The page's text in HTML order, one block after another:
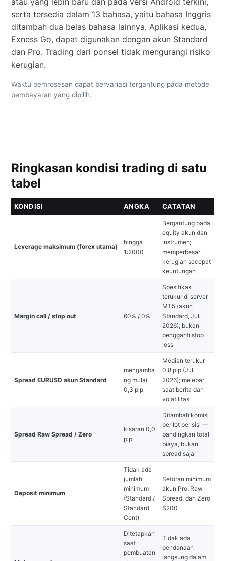
serta tersedia dalam 13 bahasa, yaitu bahasa Inggris
ditambah dua belas bahasa lainnya. Aplikasi kedua,
Exness Go, dapat digunakan dengan akun Standard
dan Pro. Trading dari ponsel tidak mengurangi risiko
kerugian.
Waktu pemrosesan dapat bervariasi tergantung pada metode
pembayaran yang dipilih.
Ringkasan kondisi trading di satu
tabel
KONDISI ANGKA CATATAN
Leverage maksimum (forex utama)
hingga
1:2000
Bergantung pada
equity akun dan
instrumen;
memperbesar
kerugian secepat
keuntungan
Margin call / stop out 60% / 0%
Spesifikasi
terukur di server
MT5 (akun
Standard, Juli
2026); bukan
pengganti stop
loss
Spread EURUSD akun Standard
mengamba
ng mulai
0,3 pip
Median terukur
0,8 pip (Juli
2026); melebar
saat berita dan
volatilitas
Spread Raw Spread / Zero
kisaran 0,0
pip
Ditambah komisi
per lot per sisi —
bandingkan total
biaya, bukan
spread saja
Deposit minimum
Tidak ada
jumlah
minimum
(Standard /
Standard
Cent)
Setoran minimum
akun Pro, Raw
Spread, dan Zero
$200
Ditetapkan
saat
pembuatan
Tidak ada
pendanaan
langsung dalam